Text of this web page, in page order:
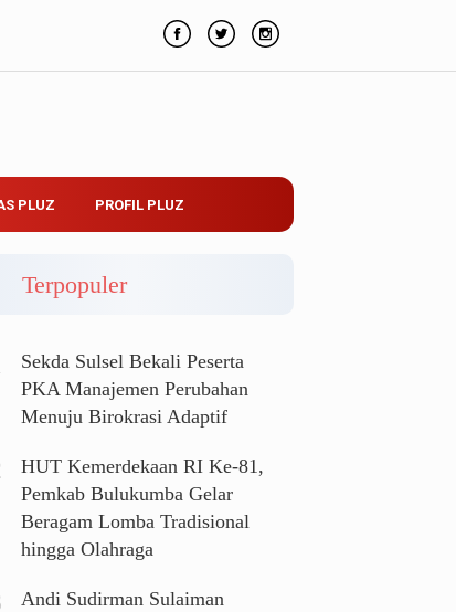
PLUZ PROFIL PLUZ
Terpopuler
Sekda Sulsel Bekali Peserta
PKA Manajemen Perubahan
Menuju Birokrasi Adaptif
HUT Kemerdekaan RI Ke-81,
Pemkab Bulukumba Gelar
Beragam Lomba Tradisional
hingga Olahraga
Andi Sudirman Sulaiman